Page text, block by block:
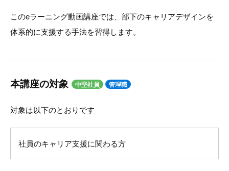
このeラーニング動画講座では、部下のキャリアデザインを
体系的に支援する手法を習得します。
本講座の対象 中堅社員 管理職
対象は以下のとおりです
社員のキャリア支援に関わる方